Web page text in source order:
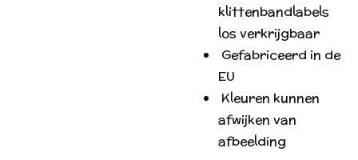
klittenbandlabels
los verkrijgbaar
Gefabriceerd in de
EU
Kleuren kunnen
afwijken van
afbeelding